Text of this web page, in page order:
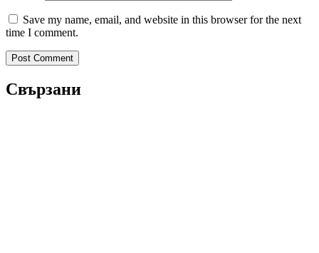
Save my name, email, and website in this browser for the next
time I comment.
Свързани